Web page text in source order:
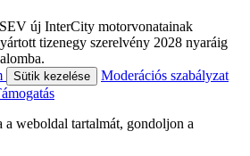
új InterCity motorvonatainak
tizenegy szerelvény 2028 nyaráig
Sütik kezelése
Moderációs szabályzat
weboldal tartalmát, gondoljon a